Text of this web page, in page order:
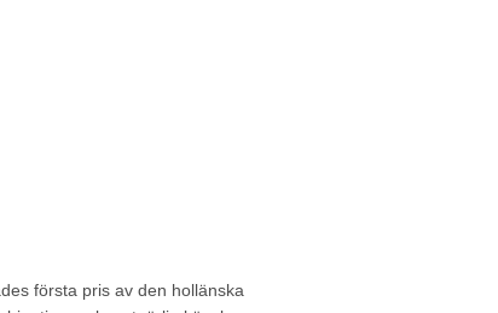
första pris av den hollänska